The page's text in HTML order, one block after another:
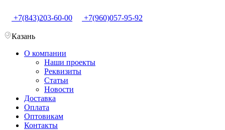
+7(843)203-60-00 +7(960)057-95-92
Казань
О компании
Наши проекты
Реквизиты
Статьи
Новости
Доставка
Оплата
Оптовикам
Контакты